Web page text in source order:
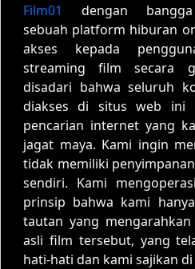
Film01
dengan bangga
sebuah platform hiburan
akses kepada
streaming film secara
disadari bahwa seluruh
diakses di situs web ini
pencarian internet yang
jagat maya. Kami ingin
tidak memiliki
sendiri. Kami
prinsip bahwa kami
tautan yang
asli film tersebut, yang
hati-hati dan kami sajikan di